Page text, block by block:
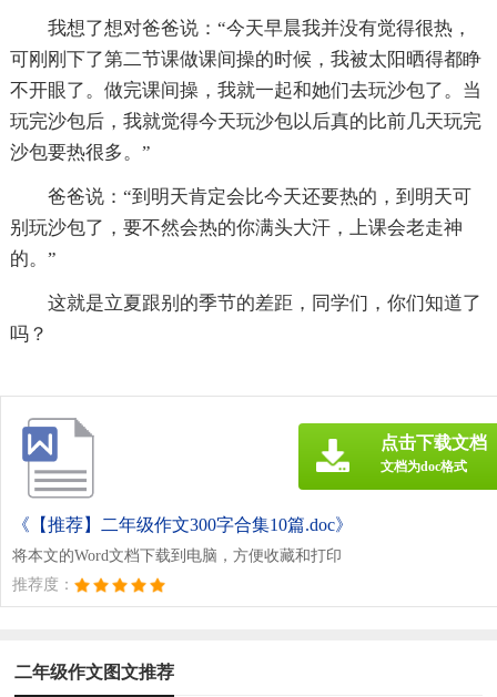
我想了想对爸爸说：“今天早晨我并没有觉得很热，
可刚刚下了第二节课做课间操的时候，我被太阳晒得都睁
不开眼了。做完课间操，我就一起和她们去玩沙包了。当
玩完沙包后，我就觉得今天玩沙包以后真的比前几天玩完
沙包要热很多。”
爸爸说：“到明天肯定会比今天还要热的，到明天可
别玩沙包了，要不然会热的你满头大汗，上课会老走神
的。”
这就是立夏跟别的季节的差距，同学们，你们知道了
吗？
《【推荐】二年级作文300字合集10篇.doc》
将本文的Word文档下载到电脑，方便收藏和打印
推荐度：
点击下载文档
文档为doc格式
二年级作文图文推荐